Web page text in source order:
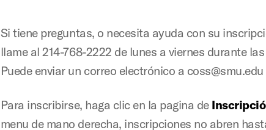
Si tiene preguntas, o necesita ayuda con su
llame al 214-768-2222 de lunes a viernes durante
Puede enviar un correo electrónico a coss@smu.edu
Para inscribirse, haga clic en la pagina de
menu de mano derecha, inscripciones no abren